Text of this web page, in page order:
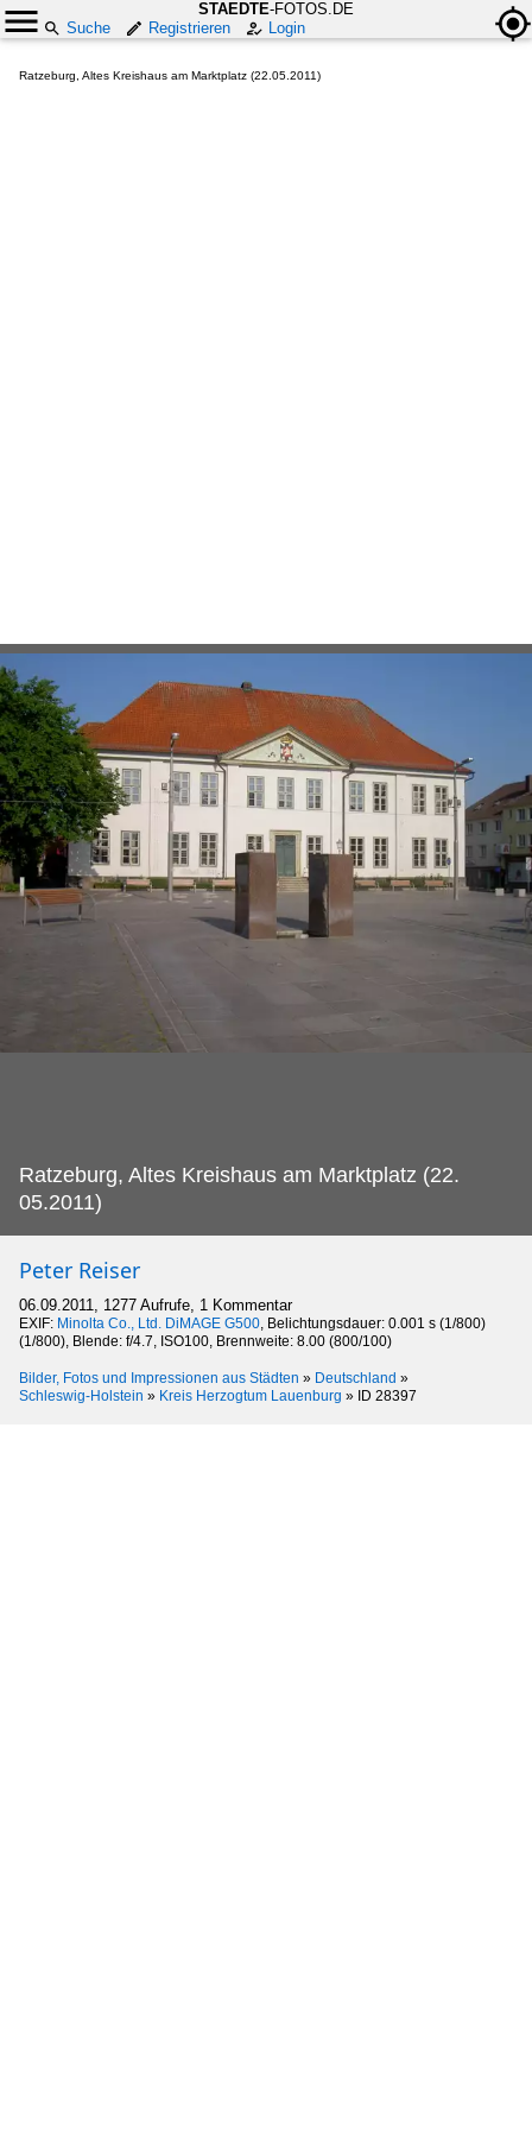
STAEDTE-FOTOS.DE
Suche
Registrieren Login
Ratzeburg, Altes Kreishaus am Marktplatz (22.05.2011)
Ratzeburg, Altes Kreishaus am Marktplatz (22.
05.2011)
Peter Reiser
06.09.2011, 1277 Aufrufe, 1 Kommentar
EXIF: Minolta Co., Ltd. DiMAGE G500, Belichtungsdauer: 0.001 s (1/800)
(1/800), Blende: f/4.7, ISO100, Brennweite: 8.00 (800/100)
Bilder, Fotos und Impressionen aus Städten » Deutschland »
Schleswig-Holstein » Kreis Herzogtum Lauenburg » ID 28397